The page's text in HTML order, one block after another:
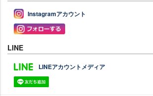
Instagramアカウント
LINE
LINEアカウントメディア